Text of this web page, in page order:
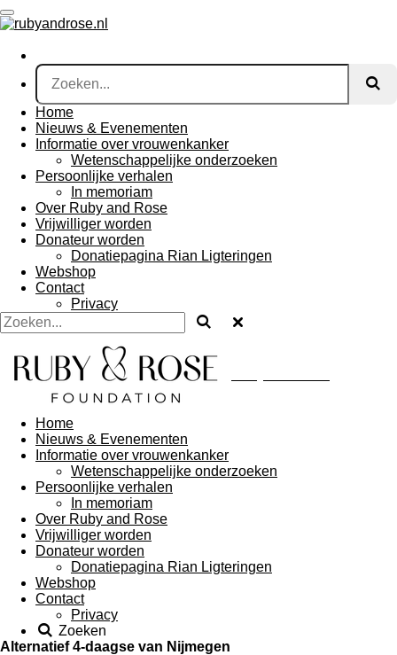
Ga
direct
de
hoofdinhoud
Home
Nieuws & Evenementen
Informatie over vrouwenkanker
Wetenschappelijke onderzoeken
Persoonlijke verhalen
In memoriam
Over Ruby and Rose
Vrijwilliger worden
Donateur worden
Donatiepagina Rian Ligteringen
Webshop
Contact
Privacy
Home
Nieuws & Evenementen
Informatie over vrouwenkanker
Wetenschappelijke onderzoeken
Persoonlijke verhalen
In memoriam
Over Ruby and Rose
Vrijwilliger worden
Donateur worden
Donatiepagina Rian Ligteringen
Webshop
Contact
Privacy
Zoeken
Alternatief 4-daagse van Nijmegen